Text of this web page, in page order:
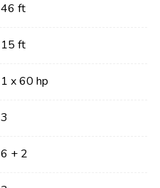
46 ft
15 ft
1 x 60 hp
3
6 + 2